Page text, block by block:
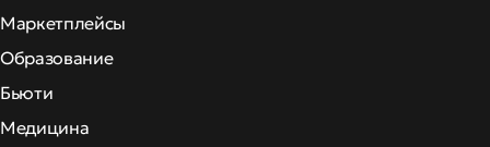
Маркетплейсы
Образование
Бьюти
Медицина